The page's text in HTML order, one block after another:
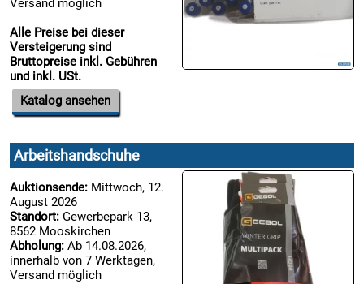
Versand möglich
Alle Preise bei dieser
Versteigerung sind
Bruttopreise inkl. Gebühren
und inkl. USt.
Katalog ansehen
Arbeitshandschuhe
Auktionsende: Mittwoch, 12.
August 2026
Standort: Gewerbepark 13,
8562 Mooskirchen
Abholung: Ab 14.08.2026,
innerhalb von 7 Werktagen,
Versand möglich